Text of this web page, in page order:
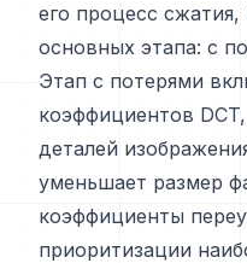
его процесс
основных этапа: с
Этап с потерями
коэффициентов
деталей
уменьшает размер
коэффициенты
приоритизации